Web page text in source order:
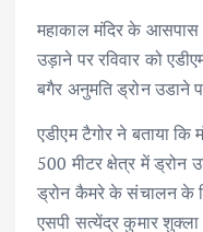
महाकाल मंदिर के आसपास
उड़ाने पर रविवार को
बगैर अनुमति ड्रोन उडाने
एडीएम टैगोर ने बताया
500 मीटर क्षेत्र में ड्रोन
ड्रोन कैमरे के संचालन के
एसपी सत्येंद्र कुमार